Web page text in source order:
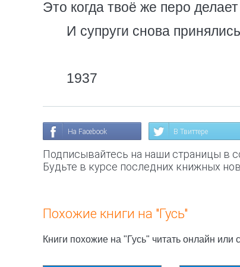
Это когда твоё же перо
И супруги снова
1937
На Facebook В Твиттере
Подписывайтесь на наши страницы в
Будьте в курсе последних книжных
Похожие книги на "Гусь"
Книги похожие на "Гусь" читать онлайн или